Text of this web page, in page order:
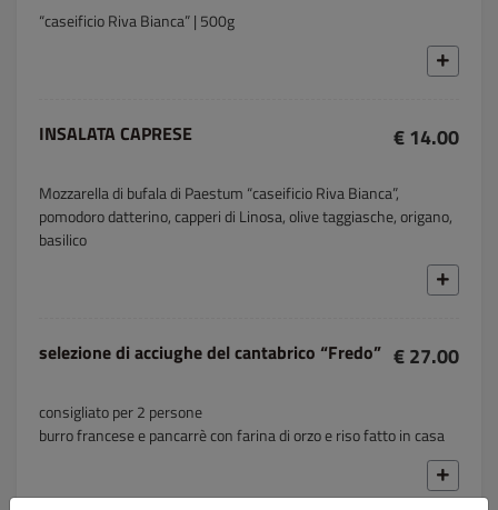
“caseificio Riva Bianca” | 500g
INSALATA CAPRESE € 14.00
Mozzarella di bufala di Paestum “caseificio Riva Bianca”,
pomodoro datterino, capperi di Linosa, olive taggiasche, origano,
basilico
selezione di acciughe del cantabrico “Fredo” € 27.00
consigliato per 2 persone
burro francese e pancarrè con farina di orzo e riso fatto in casa